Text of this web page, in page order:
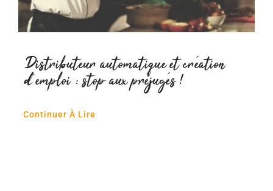
Distributeur automatique et création
d’emploi : stop aux préjugés !
Continuer À Lire